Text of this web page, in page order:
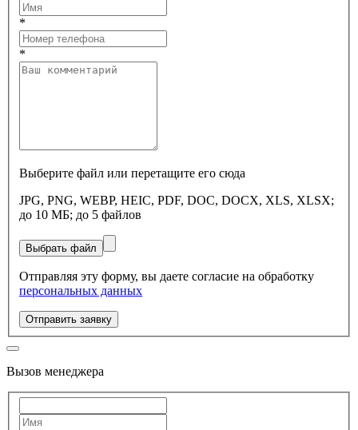
*
*
Выберите файл или перетащите его сюда
JPG, PNG, WEBP, HEIC, PDF, DOC, DOCX, XLS, XLSX;
до 10 МБ; до 5 файлов
Выбрать файл
Отправляя эту форму, вы даете согласие на обработку
персональных данных
Отправить заявку
Вызов менеджера